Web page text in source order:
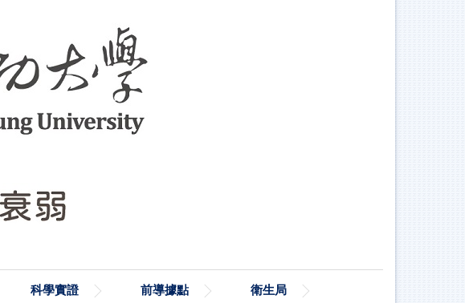
科學實證 前導據點 衛生局